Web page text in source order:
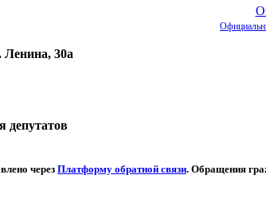
Ленина, 30а
депутатов
через Платформу обратной связи. Обращения